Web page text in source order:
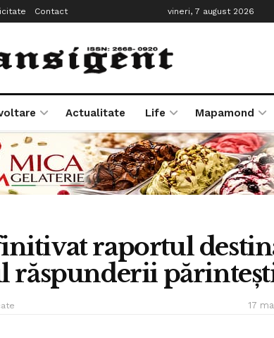
Contact vineri, 7 august 2026
Actualitate Life Mapamond
raportul
răspunderii
17